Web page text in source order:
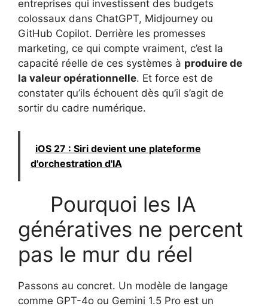
entreprises qui investissent des budgets
colossaux dans ChatGPT, Midjourney ou
GitHub Copilot. Derrière les promesses
marketing, ce qui compte vraiment, c’est la
capacité réelle de ces systèmes à produire de
la valeur opérationnelle. Et force est de
constater qu’ils échouent dès qu’il s’agit de
sortir du cadre numérique.
iOS 27 : Siri devient une plateforme
d'orchestration d'IA
Pourquoi les IA
génératives ne percent
pas le mur du réel
Passons au concret. Un modèle de langage
comme GPT-4o ou Gemini 1.5 Pro est un